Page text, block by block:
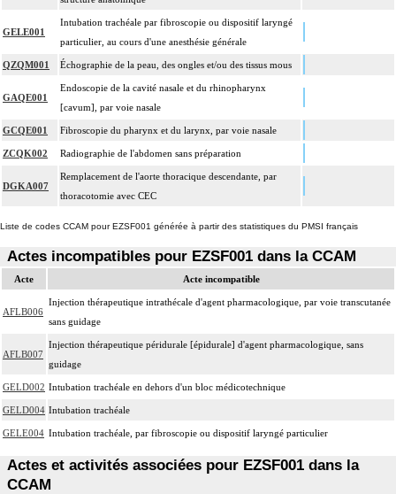
GELE001
Intubation trachéale par fibroscopie ou dispositif laryngé
particulier, au cours d'une anesthésie générale
QZQM001 Échographie de la peau, des ongles et/ou des tissus mous
GAQE001
Endoscopie de la cavité nasale et du rhinopharynx
[cavum], par voie nasale
GCQE001 Fibroscopie du pharynx et du larynx, par voie nasale
ZCQK002 Radiographie de l'abdomen sans préparation
DGKA007
Remplacement de l'aorte thoracique descendante, par
thoracotomie avec CEC
Liste de codes CCAM pour EZSF001 générée à partir des statistiques du PMSI français
Actes incompatibles pour EZSF001 dans la CCAM
Acte Acte incompatible
AFLB006
Injection thérapeutique intrathécale d'agent pharmacologique, par voie transcutanée
sans guidage
AFLB007
Injection thérapeutique péridurale [épidurale] d'agent pharmacologique, sans
guidage
GELD002 Intubation trachéale en dehors d'un bloc médicotechnique
GELD004 Intubation trachéale
GELE004 Intubation trachéale, par fibroscopie ou dispositif laryngé particulier
Actes et activités associées pour EZSF001 dans la
CCAM